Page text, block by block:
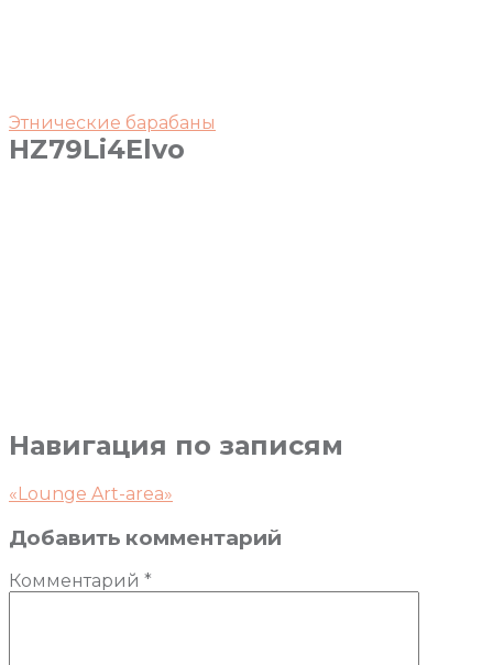
Этнические барабаны
HZ79Li4Elvo
Навигация по записям
«Lounge Art-area»
Добавить комментарий
Комментарий *